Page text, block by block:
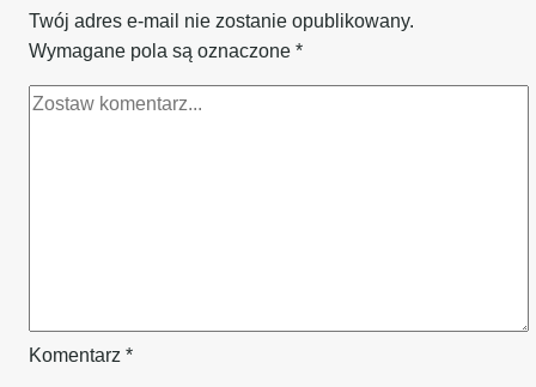
Twój adres e-mail nie zostanie opublikowany.
Wymagane pola są oznaczone *
Komentarz *